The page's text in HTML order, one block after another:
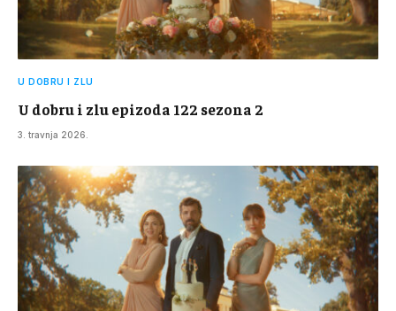
U DOBRU I ZLU
U dobru i zlu epizoda 122 sezona 2
3. travnja 2026.